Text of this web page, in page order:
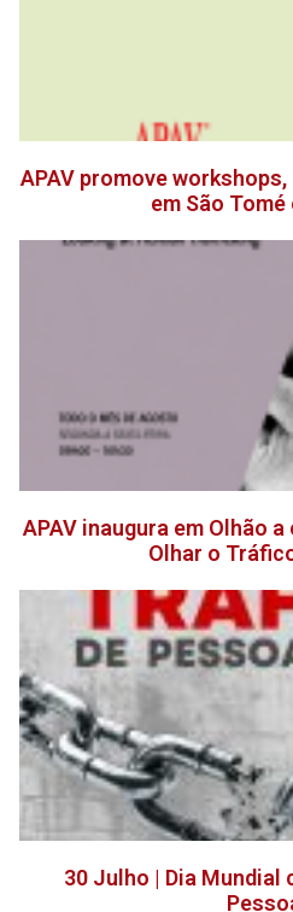
APAV promove
em São
APAV inaugura em Olhão
Olhar o
30 Julho | Dia